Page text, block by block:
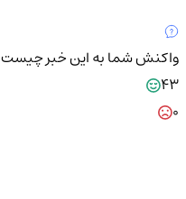
واکنش شما به این خبر
43